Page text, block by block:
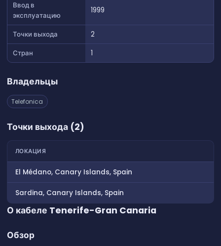
Ввод в
эксплуатацию
1999
Точки выхода
2
Стран
1
Владельцы
Telefonica
Точки выхода (2)
ЛОКАЦИЯ
El Médano, Canary Islands, Spain
Sardina, Canary Islands, Spain
О кабеле Tenerife-Gran Canaria
Обзор